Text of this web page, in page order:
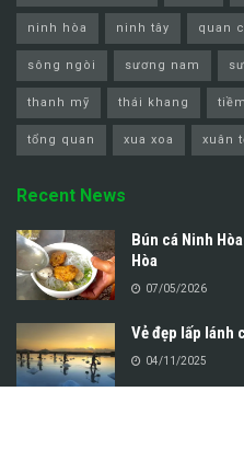
ninh hòa ninh tây quan
sông ngòi sương nam
thanh mỹ thái khang
tổng quan xua xoa xuân
Recent News
Bún cá Ninh
Hòa
07/05/2026
Vẻ đẹp lấp lánh
04/11/2025